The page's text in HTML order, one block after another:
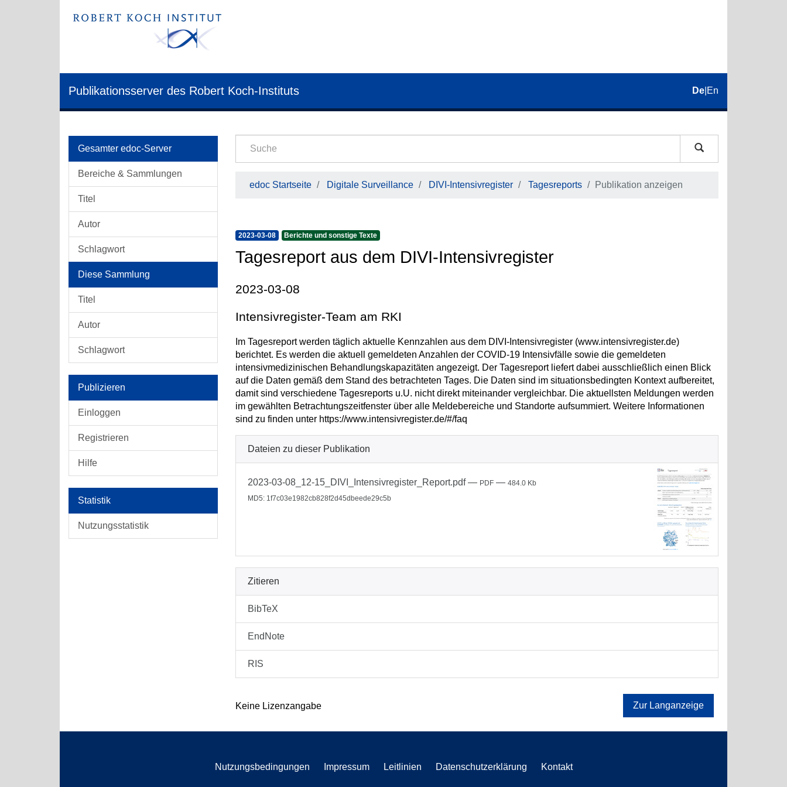
Publikationsserver des Robert Koch-Instituts De En
Gesamter edoc-Server
Bereiche & Sammlungen
Titel
Autor
Schlagwort
Diese Sammlung
Titel
Autor
Schlagwort
Publizieren
Einloggen
Registrieren
Hilfe
Statistik
Nutzungsstatistik
edoc Startseite Digitale Surveillance DIVI-Intensivregister Tagesreports Publikation anzeigen
2023-03-08 Berichte und sonstige Texte
Tagesreport aus dem DIVI-Intensivregister
2023-03-08
Intensivregister-Team am RKI
Im Tagesreport werden täglich aktuelle Kennzahlen aus dem DIVI-Intensivregister (www.intensivregister.de)
berichtet. Es werden die aktuell gemeldeten Anzahlen der COVID-19 Intensivfälle sowie die gemeldeten
intensivmedizinischen Behandlungskapazitäten angezeigt. Der Tagesreport liefert dabei ausschließlich einen Blick
auf die Daten gemäß dem Stand des betrachteten Tages. Die Daten sind im situationsbedingten Kontext aufbereitet,
damit sind verschiedene Tagesreports u.U. nicht direkt miteinander vergleichbar. Die aktuellsten Meldungen werden
im gewählten Betrachtungszeitfenster über alle Meldebereiche und Standorte aufsummiert. Weitere Informationen
sind zu finden unter https://www.intensivregister.de/#/faq
Dateien zu dieser Publikation
2023-03-08_12-15_DIVI_Intensivregister_Report.pdf— PDF — 484.0 Kb
MD5: 1f7c03e1982cb828f2d45dbeede29c5b
Zitieren
BibTeX
EndNote
RIS
Keine Lizenzangabe Zur Langanzeige
Nutzungsbedingungen Impressum Leitlinien Datenschutzerklärung Kontakt